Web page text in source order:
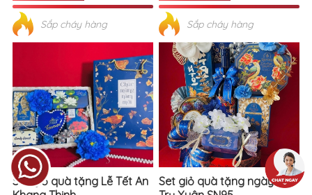
Sắp cháy hàng Sắp cháy hàng
Set giỏ quà tặng Lễ Tết An
Set giỏ quà tặng ngày Tết